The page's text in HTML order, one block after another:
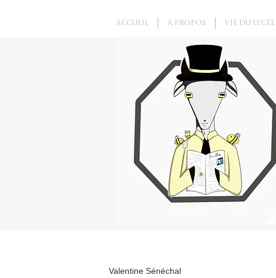
Valentine Sénéchal
ACCUEIL À PROPOS VIE DU LYCÉE